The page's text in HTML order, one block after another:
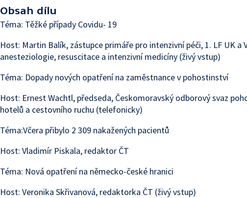
Obsah dílu
Téma: Těžké případy Covidu- 19
Host: Martin Balík, zástupce primáře pro intenzivní péči, 1. LF UK a
anesteziologie, resuscitace a intenzivní medicíny (živý vstup)
Téma: Dopady nových opatření na zaměstnance v pohostinství
Host: Ernest Wachtl, předseda, Českomoravský odborový svaz
hotelů a cestovního ruchu (telefonicky)
Téma:Včera přibylo 2 309 nakažených pacientů
Host: Vladimír Piskala, redaktor ČT
Téma: Nová opatření na německo-české hranici
Host: Veronika Skřivanová, redaktorka ČT (živý vstup)